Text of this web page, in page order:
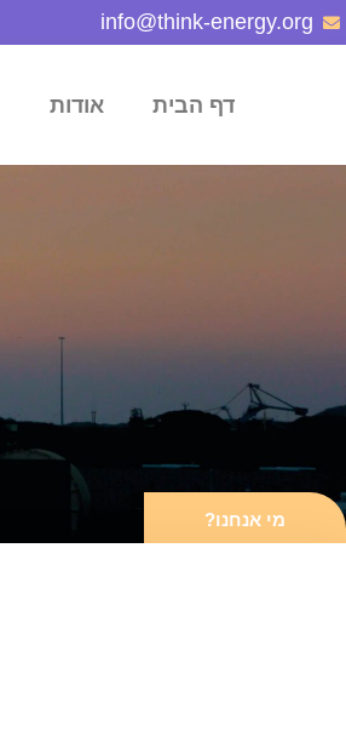
info@think-energy.org
דף הבית אודות
מי אנחנו?